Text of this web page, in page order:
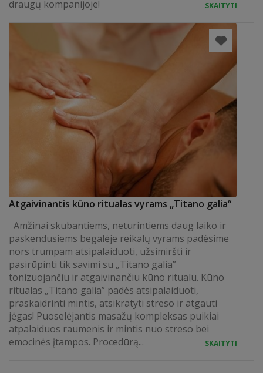
draugų kompanijoje! SKAITYTI
Atgaivinantis kūno ritualas vyrams „Titano galia“
Amžinai skubantiems, neturintiems daug laiko ir
paskendusiems begalėje reikalų vyrams padėsime
nors trumpam atsipalaiduoti, užsimiršti ir
pasirūpinti tik savimi su „Titano galia”
tonizuojančiu ir atgaivinančiu kūno ritualu. Kūno
ritualas „Titano galia” padės atsipalaiduoti,
praskaidrinti mintis, atsikratyti streso ir atgauti
jėgas! Puoselėjantis masažų kompleksas puikiai
atpalaiduos raumenis ir mintis nuo streso bei
emocinės įtampos. Procedūrą...
SKAITYTI